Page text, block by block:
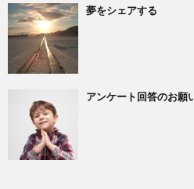
夢をシェアする
アンケート回答のお願